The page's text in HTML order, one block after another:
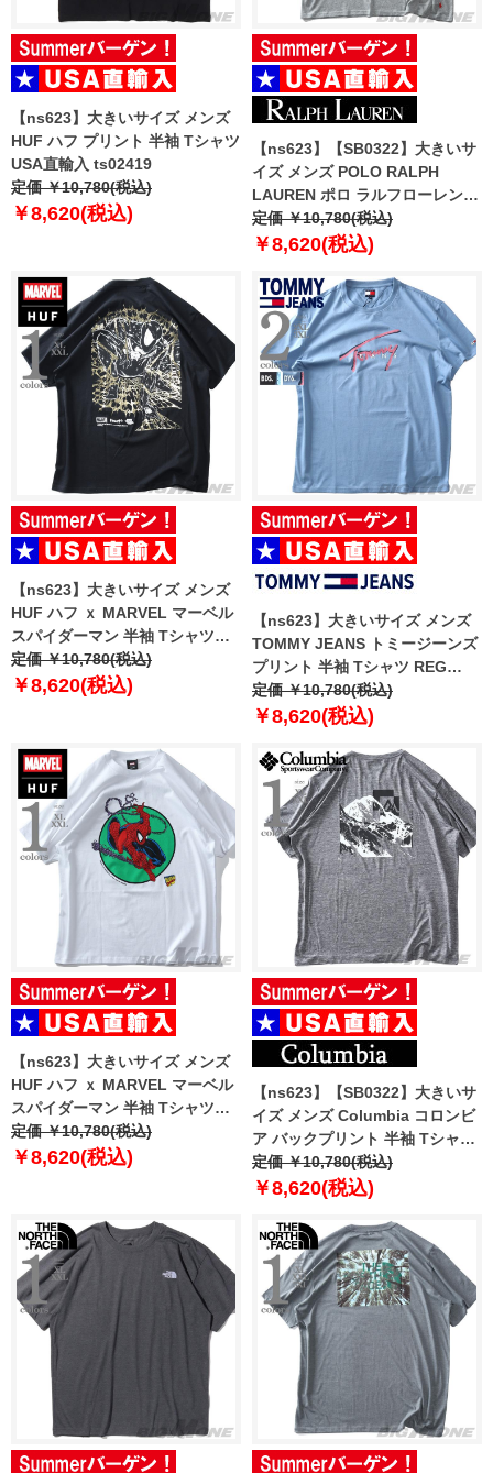
【ns623】大きいサイズ メンズ
HUF ハフ プリント 半袖 Tシャツ
USA直輸入 ts02419
定価 ￥10,780(税込)
￥8,620(税込)
【ns623】【SB0322】大きいサ
イズ メンズ POLO RALPH
LAUREN ポロ ラルフローレン
ロゴ刺繍 半袖 Tシャツ USA直輸
入 p051rl
定価 ￥10,780(税込)
￥8,620(税込)
【ns623】大きいサイズ メンズ
HUF ハフ ｘ MARVEL マーベル
スパイダーマン 半袖 Tシャツ
SPIDER-MAN ARACHKNIGHT
GOLD TEE USA直輸入 ts02728
定価 ￥10,780(税込)
￥8,620(税込)
【ns623】大きいサイズ メンズ
TOMMY JEANS トミージーンズ
プリント 半袖 Tシャツ REG
RWB SIGNATURE TEE USA直
輸入 dm0dm21109
定価 ￥10,780(税込)
￥8,620(税込)
【ns623】大きいサイズ メンズ
HUF ハフ ｘ MARVEL マーベル
スパイダーマン 半袖 Tシャツ
SPIDER-MAN THREE
HUNDRED TEE USA直輸入
定価 ￥10,780(税込)
￥8,620(税込)
【ns623】【SB0322】大きいサ
イズ メンズ Columbia コロンビ
ア バックプリント 半袖 Tシャツ
Kwick Hike Back Graphic S/S
Tee USA直輸入 2071751
定価 ￥10,780(税込)
￥8,620(税込)